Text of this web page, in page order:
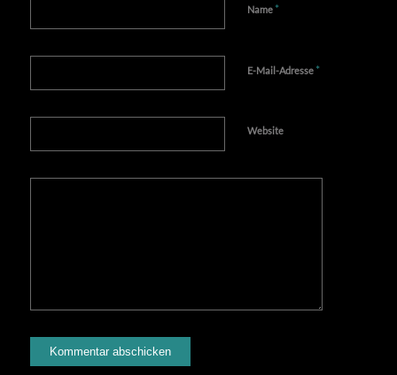
Name *
E-Mail-Adresse *
Website